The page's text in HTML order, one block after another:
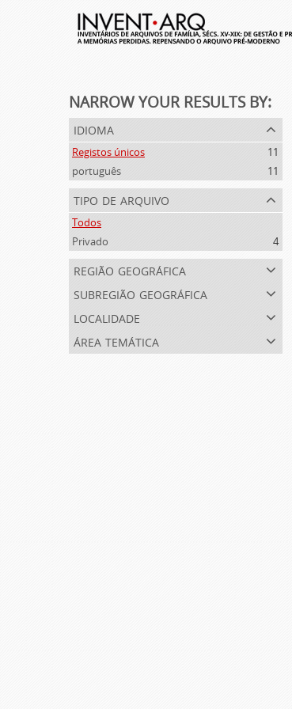
NARROW YOUR RESULTS BY:
idioma
Registos únicos
11
português
11
tipo de arquivo
Todos
Privado
4
região geográfica
subregião geográfica
localidade
área temática